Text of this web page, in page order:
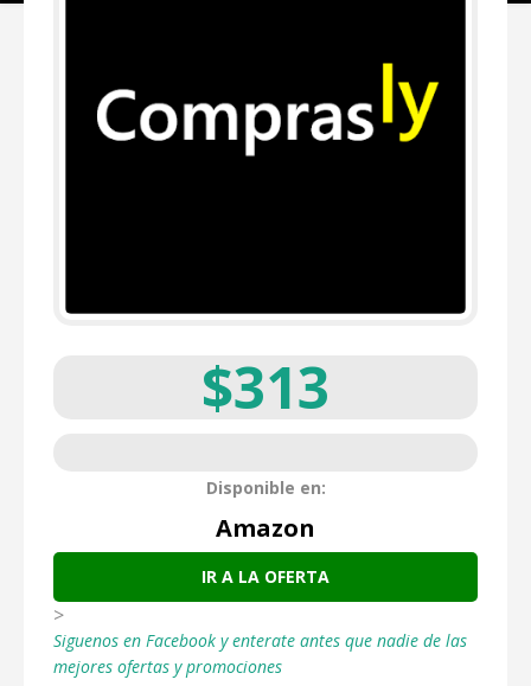
$313
Disponible en:
Amazon
IR A LA OFERTA
>
Siguenos en Facebook y enterate antes que nadie de las
mejores ofertas y promociones